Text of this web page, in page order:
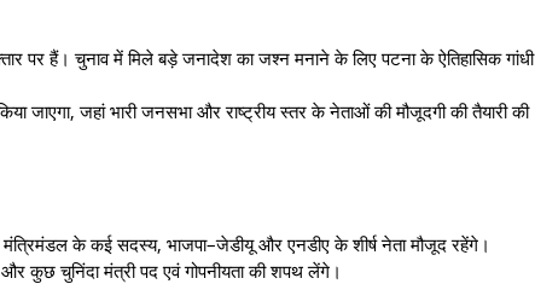
पर हैं। चुनाव में मिले बड़े जनादेश का जश्न मनाने के लिए पटना के ऐतिहासिक गांधी
जाएगा, जहां भारी जनसभा और राष्ट्रीय स्तर के नेताओं की मौजूदगी की तैयारी की
मंत्रिमंडल के कई सदस्य, भाजपा–जेडीयू और एनडीए के शीर्ष नेता मौजूद रहेंगे।
कुछ चुनिंदा मंत्री पद एवं गोपनीयता की शपथ लेंगे।